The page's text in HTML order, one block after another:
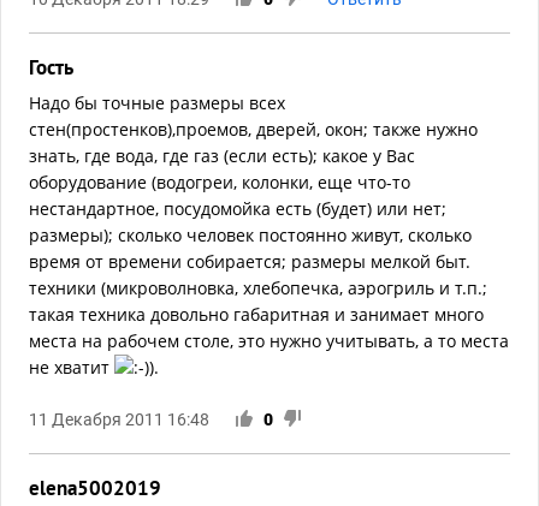
Гость
Надо бы точные размеры всех
стен(простенков),проемов, дверей, окон; также нужно
знать, где вода, где газ (если есть); какое у Вас
оборудование (водогреи, колонки, еще что-то
нестандартное, посудомойка есть (будет) или нет;
размеры); сколько человек постоянно живут, сколько
время от времени собирается; размеры мелкой быт.
техники (микроволновка, хлебопечка, аэрогриль и т.п.;
такая техника довольно габаритная и занимает много
места на рабочем столе, это нужно учитывать, а то места
не хватит
).
11 Декабря 2011 16:48 0
elena5002019